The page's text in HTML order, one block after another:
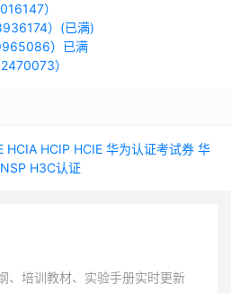
）
）(已满)
）已满
）
HCIA HCIP HCIE 华为认证考试券 华
H3C认证
、培训教材、实验手册实时更新